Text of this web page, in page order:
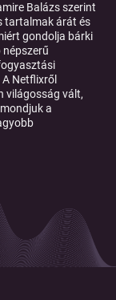
Balázs szerint
tartalmak árát és
gondolja bárki
népszerű
Netflixről
világosság vált,
a